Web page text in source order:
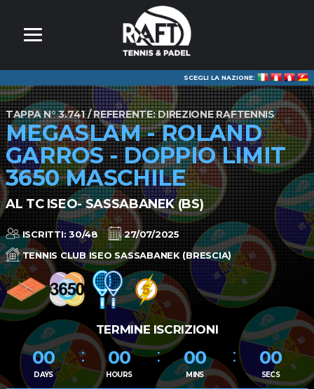
SCEGLI LA NAZIONE:
TAPPA N° 3.741 / REFERENTE: DIREZIONE RAFTENNIS
MEGASLAM - ROLAND
GARROS - DOPPIO LIMIT
3650 MASCHILE
AL TC ISEO- SASSABANEK (BS)
ISCRITTI: 30/48
27/07/2025
TENNIS CLUB ISEO SASSABANEK (BRESCIA)
TERMINE ISCRIZIONI
00
DAYS
00
HOURS
00
MINS
00
SECS